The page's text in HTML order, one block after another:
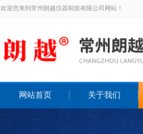
欢迎您来到常州朗越仪器制造有限公司网站！
网站首页 关于我们